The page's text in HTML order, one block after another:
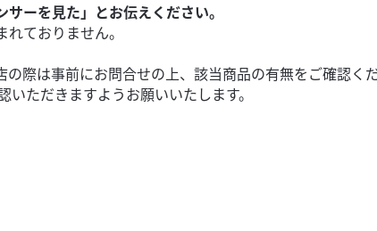
ーを見た」とお伝えください。
ておりません。
際は事前にお問合せの上、該当商品の有無をご確認く
ただきますようお願いいたします。